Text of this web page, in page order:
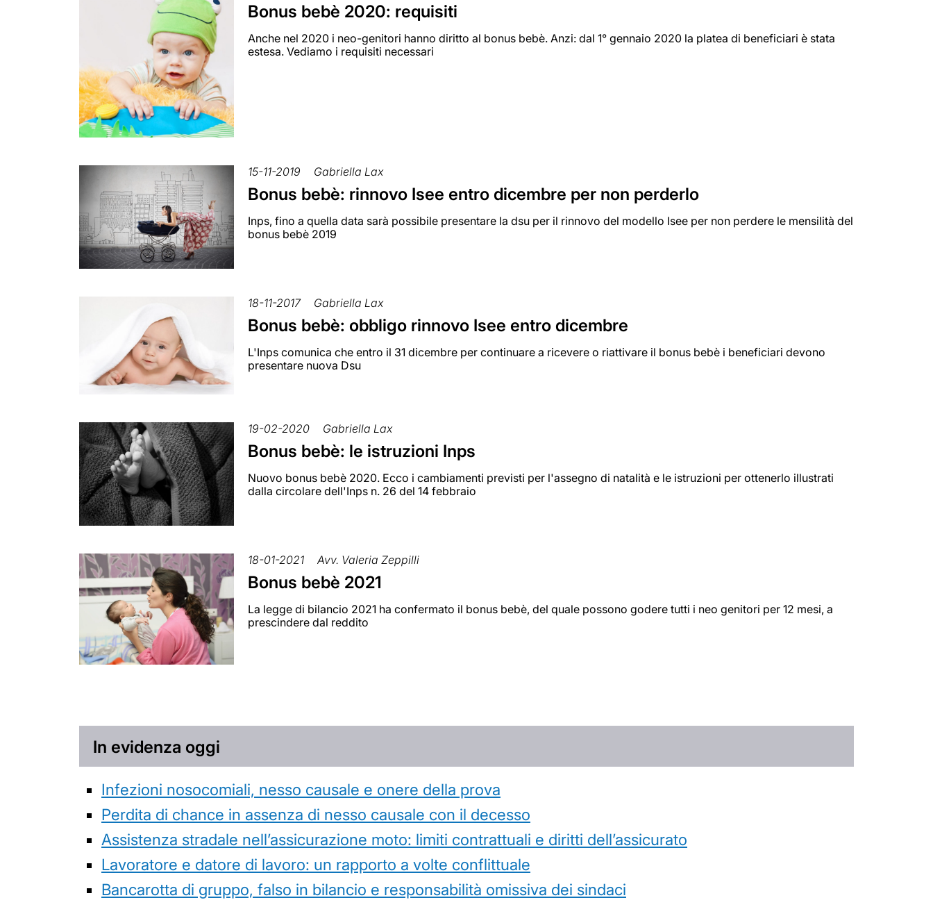
Bonus bebè 2020: requisiti
Anche nel 2020 i neo-genitori hanno diritto al bonus bebè. Anzi: dal 1° gennaio 2020 la platea di beneficiari è stata
estesa. Vediamo i requisiti necessari
15-11-2019 Gabriella Lax
Bonus bebè: rinnovo Isee entro dicembre per non perderlo
Inps, fino a quella data sarà possibile presentare la dsu per il rinnovo del modello Isee per non perdere le mensilità del
bonus bebè 2019
18-11-2017 Gabriella Lax
Bonus bebè: obbligo rinnovo Isee entro dicembre
L'Inps comunica che entro il 31 dicembre per continuare a ricevere o riattivare il bonus bebè i beneficiari devono
presentare nuova Dsu
19-02-2020 Gabriella Lax
Bonus bebè: le istruzioni Inps
Nuovo bonus bebè 2020. Ecco i cambiamenti previsti per l'assegno di natalità e le istruzioni per ottenerlo illustrati
dalla circolare dell'Inps n. 26 del 14 febbraio
18-01-2021 Avv. Valeria Zeppilli
Bonus bebè 2021
La legge di bilancio 2021 ha confermato il bonus bebè, del quale possono godere tutti i neo genitori per 12 mesi, a
prescindere dal reddito
In evidenza oggi
Infezioni nosocomiali, nesso causale e onere della prova
Perdita di chance in assenza di nesso causale con il decesso
Assistenza stradale nell’assicurazione moto: limiti contrattuali e diritti dell’assicurato
Lavoratore e datore di lavoro: un rapporto a volte conflittuale
Bancarotta di gruppo, falso in bilancio e responsabilità omissiva dei sindaci